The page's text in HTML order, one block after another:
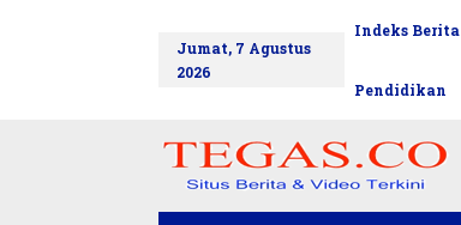
Jumat, 7 Agustus
2026
Indeks Berita
Pendidikan